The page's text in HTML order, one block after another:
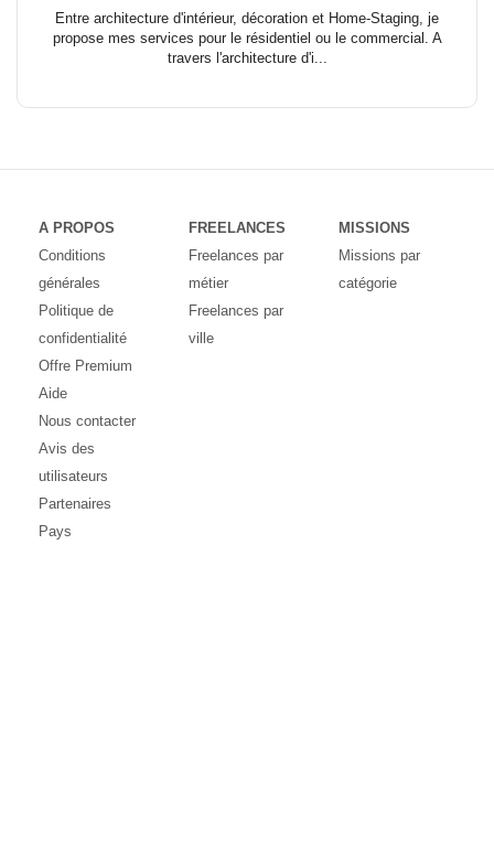
Entre architecture d'intérieur, décoration et Home-Staging, je
propose mes services pour le résidentiel ou le commercial. A
travers l'architecture d'i...
A PROPOS
Conditions
générales
Politique de
confidentialité
Offre Premium
Aide
Nous contacter
Avis des
utilisateurs
Partenaires
Pays
FREELANCES
Freelances par
métier
Freelances par
ville
MISSIONS
Missions par
catégorie